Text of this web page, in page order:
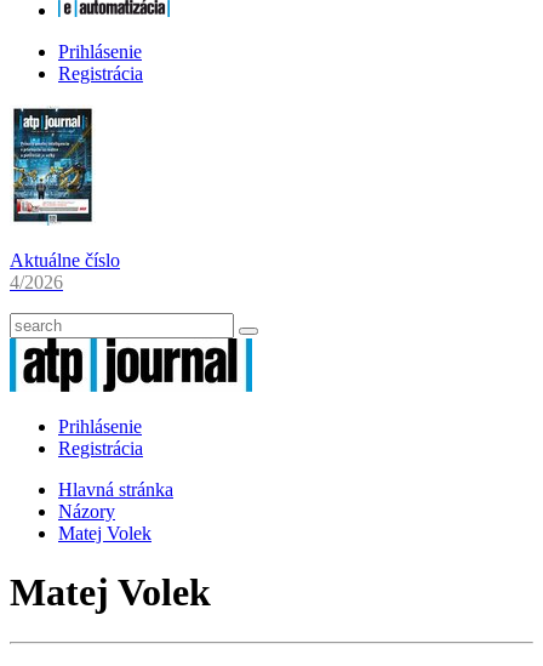
Prihlásenie
Registrácia
Aktuálne číslo
4/2026
Prihlásenie
Registrácia
Hlavná stránka
Názory
Matej Volek
Matej Volek